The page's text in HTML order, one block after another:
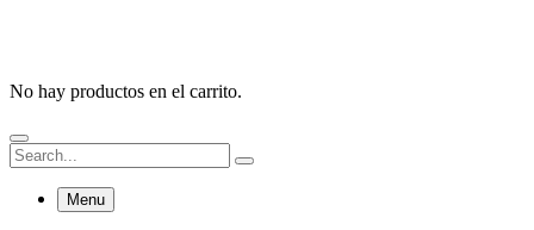
No hay productos en el carrito.
Menu